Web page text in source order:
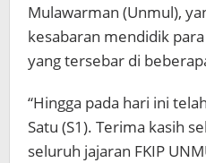
Mulawarman (Unmul),
kesabaran mendidik
yang tersebar di
“Hingga pada hari ini
Satu (S1). Terima kasih
seluruh jajaran FKIP